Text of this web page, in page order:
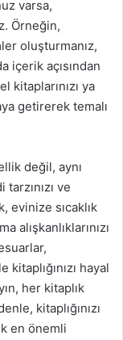
varsa,
Örneğin,
oluşturmanız,
içerik açısından
kitaplarınızı ya
getirerek temalı
değil, aynı
ve
evinize sıcaklık
alışkanlıklarınızı
hayal
her kitaplık
kitaplığınızı
en önemli